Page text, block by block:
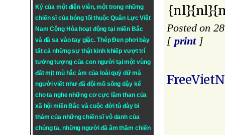
Ký của một điện viên, một trong những
chiến sĩ của bóng tối thuộc Quân Lực Việt
Nam Cộng Hòa hoạt động tại miền Bắc
và đã sa vào tay giặc. Thép Đen phơi bày
tất cả những sự thật kinh khiếp vượt trí
tưởng tượng của con người tại một vùng
đất mịt mù hắc ám của loài quỷ dữ mà
người viết như đã đội mồ sống dậy kể
cho ta nghe những cơ cực lầm than của
xã hội miền Bắc và cuộc đời tù đày bi
thảm của những chiến sĩ vô danh của
chúng ta, những người đã âm thầm chiến
Posted on
[ print]